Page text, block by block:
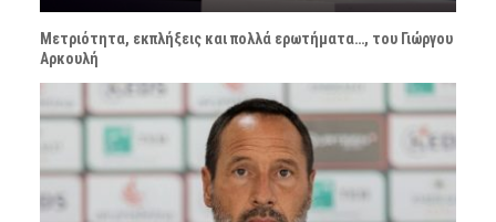
Μετριότητα, εκπλήξεις και πολλά ερωτήματα…, του Γιώργου
Αρκουλή